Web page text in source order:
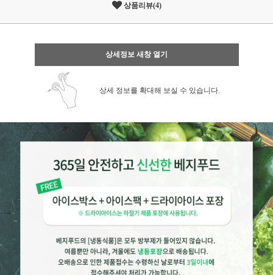
상품리뷰(4)
상세정보 새창 열기
상세 정보를 확대해 보실 수 있습니다.